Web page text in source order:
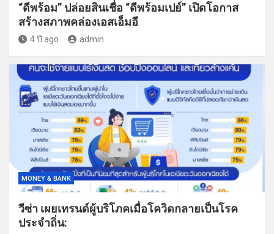
“ดีพร้อม” ปล่อยสินเชื่อ “ดีพร้อมเปย์” เปิดโอกาส
สร้างสภาพคล่องเอสเอ็มอี
4 ปี ago admin
MONEY & BANK
วีซ่า เผยเทรนด์ผู้บริโภคเมื่อโควิดกลายเป็นโรค
ประจำถิ่น: